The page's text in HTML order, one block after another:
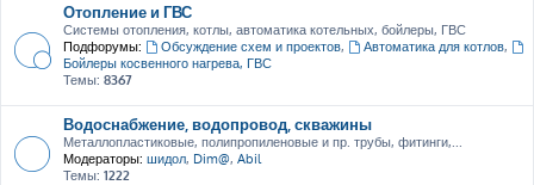
Отопление и ГВС
Системы отопления, котлы, автоматика котельных, бойлеры, ГВС
Подфорумы:
Обсуждение схем и проектов, Автоматика для котлов,
Бойлеры косвенного нагрева, ГВС
Темы: 8367
Водоснабжение, водопровод, скважины
Металлопластиковые, полипропиленовые и пр. трубы, фитинги,...
Модераторы: шидол, Dim@, Abil
Темы: 1222